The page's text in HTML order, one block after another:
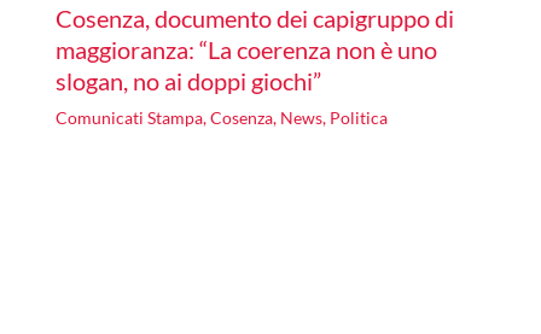
Cosenza, documento dei capigruppo di
maggioranza: “La coerenza non è uno
slogan, no ai doppi giochi”
Comunicati Stampa,Cosenza, News, Politica